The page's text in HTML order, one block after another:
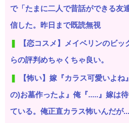
で「たまに二人で昔話ができる友
信した。昨日まで既読無視
【恋コスメ】メイベリンのビ
らの評判めちゃくちゃ良い。
【怖い】嫁『カラス可愛いよ
の)お墓作ったよ』俺『.....』嫁は
ている。俺正直カラス怖いんだが...